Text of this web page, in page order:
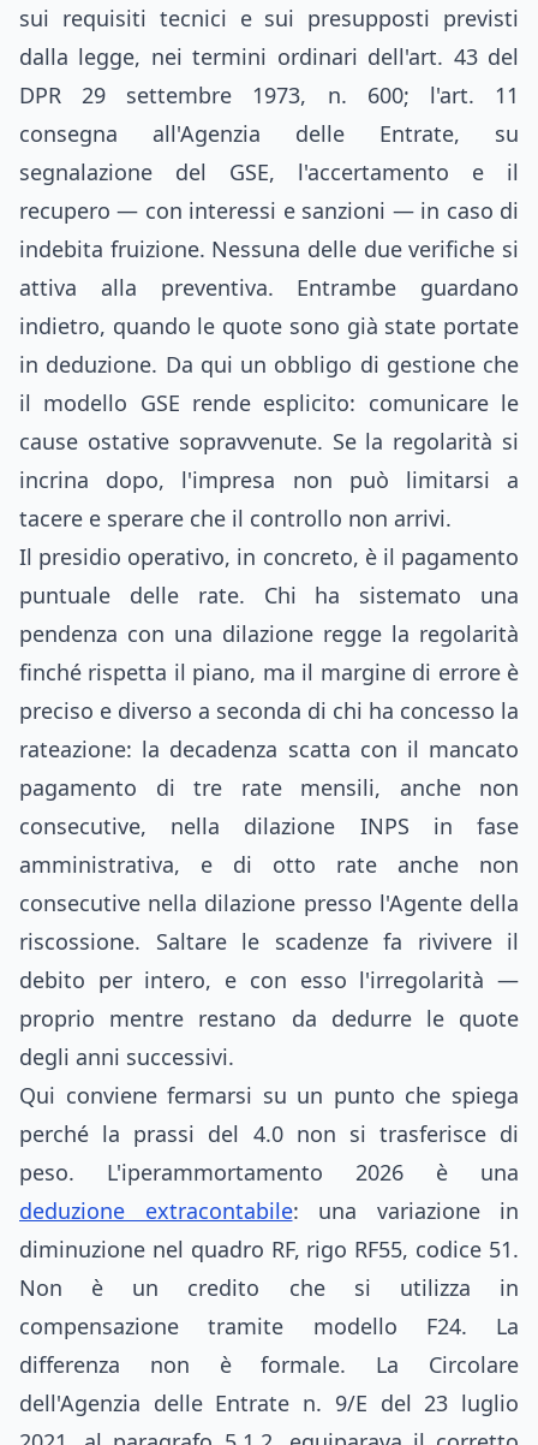
sui requisiti tecnici e sui presupposti previsti
dalla legge, nei termini ordinari dell'art. 43 del
DPR 29 settembre 1973, n. 600; l'art. 11
consegna all'Agenzia delle Entrate, su
segnalazione del GSE, l'accertamento e il
recupero — con interessi e sanzioni — in caso di
indebita fruizione. Nessuna delle due verifiche si
attiva alla preventiva. Entrambe guardano
indietro, quando le quote sono già state portate
in deduzione. Da qui un obbligo di gestione che
il modello GSE rende esplicito: comunicare le
cause ostative sopravvenute. Se la regolarità si
incrina dopo, l'impresa non può limitarsi a
tacere e sperare che il controllo non arrivi.
Il presidio operativo, in concreto, è il pagamento
puntuale delle rate. Chi ha sistemato una
pendenza con una dilazione regge la regolarità
finché rispetta il piano, ma il margine di errore è
preciso e diverso a seconda di chi ha concesso la
rateazione: la decadenza scatta con il mancato
pagamento di tre rate mensili, anche non
consecutive, nella dilazione INPS in fase
amministrativa, e di otto rate anche non
consecutive nella dilazione presso l'Agente della
riscossione. Saltare le scadenze fa rivivere il
debito per intero, e con esso l'irregolarità —
proprio mentre restano da dedurre le quote
degli anni successivi.
Qui conviene fermarsi su un punto che spiega
perché la prassi del 4.0 non si trasferisce di
peso. L'iperammortamento 2026 è una
deduzione extracontabile: una variazione in
diminuzione nel quadro RF, rigo RF55, codice 51.
Non è un credito che si utilizza in
compensazione tramite modello F24. La
differenza non è formale. La Circolare
dell'Agenzia delle Entrate n. 9/E del 23 luglio